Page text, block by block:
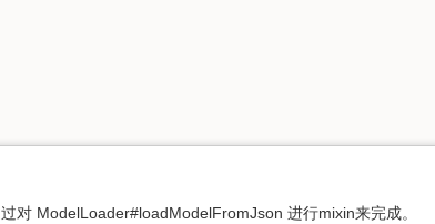
对 ModelLoader#loadModelFromJson 进行mixin来完成。